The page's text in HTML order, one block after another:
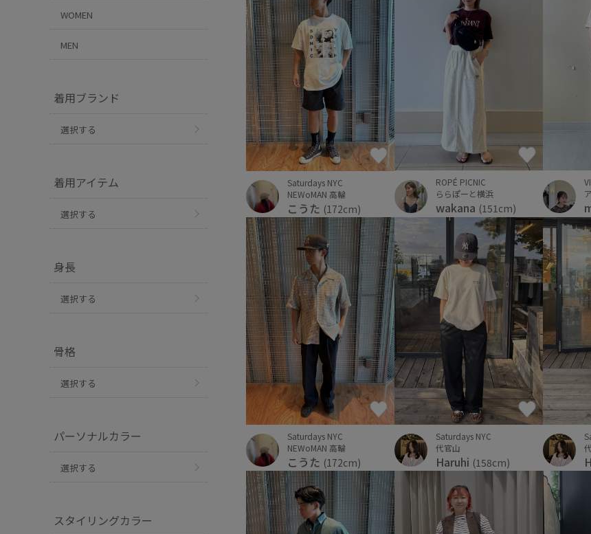
WOMEN
MEN
着用ブランド
選択する
着用アイテム
選択する
身長
選択する
骨格
選択する
パーソナルカラー
選択する
スタイリングカラー
Saturdays NYC
NEWoMAN 高輪
こうた (172cm)
ROPÉ PICNIC
ららぽーと横浜
wakana (151cm)
Saturdays NYC
NEWoMAN 高輪
こうた (172cm)
Saturdays NYC
代官山
Haruhi (158cm)